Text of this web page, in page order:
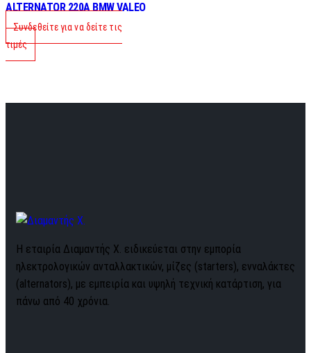
ALTERNATOR 220A BMW VALEO
Συνδεθείτε για να δείτε τις
τιμές
Η εταιρία Διαμαντής Χ. ειδικεύεται στην εμπορία
ηλεκτρολογικών ανταλλακτικών, μίζες (starters), ενναλάκτες
(alternators), με εμπειρία και υψηλή τεχνική κατάρτιση, για
πάνω από 40 χρόνια.